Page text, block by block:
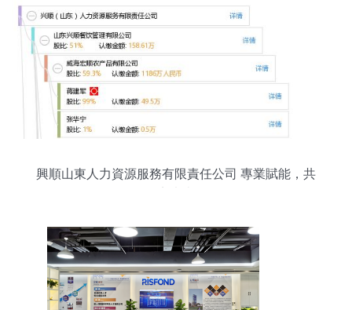
興順山東人力資源服務有限責任公司 專業賦能，共